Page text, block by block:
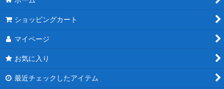
ショッピングカート
マイページ
お気に入り
最近チェックしたアイテム